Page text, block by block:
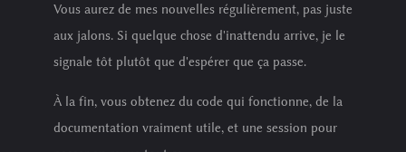
Vous aurez de mes nouvelles régulièrement, pas juste
aux jalons. Si quelque chose d'inattendu arrive, je le
signale tôt plutôt que d'espérer que ça passe.
À la fin, vous obtenez du code qui fonctionne, de la
documentation vraiment utile, et une session pour